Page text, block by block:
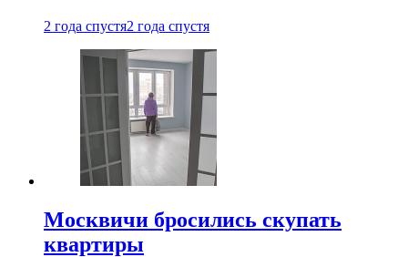
2 года спустя2 года спустя
Москвичи бросились скупать
квартиры